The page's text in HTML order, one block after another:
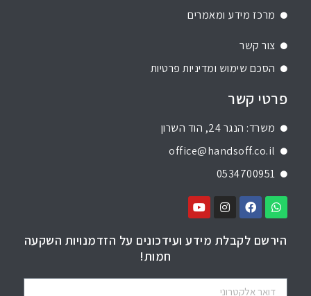
מרכז מידע ומאמרים
צור קשר
הסכם שימוש ומדיניות פרטיות
פרטי קשר
משרד: הנגר 24, הוד השרון
office@handsoff.co.il
0534700951
הירשם לקבלת מידע ועידכונים על הזדמנויות השקעה
חמות!